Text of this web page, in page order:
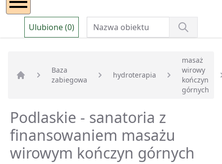
Ulubione (0)
Strona główna
Baza
zabiegowa
hydroterapia
masaż
wirowy
kończyn
górnych
Podlaskie - sanatoria z
finansowaniem masażu
wirowym kończyn górnych